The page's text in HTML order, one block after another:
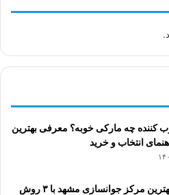
.
کننده چه مارکی خوبه؟ معرفی بهترین
انتخاب و خرید
چگونه در بهترین مرکز جوانسازی مشهد با ۳ روش